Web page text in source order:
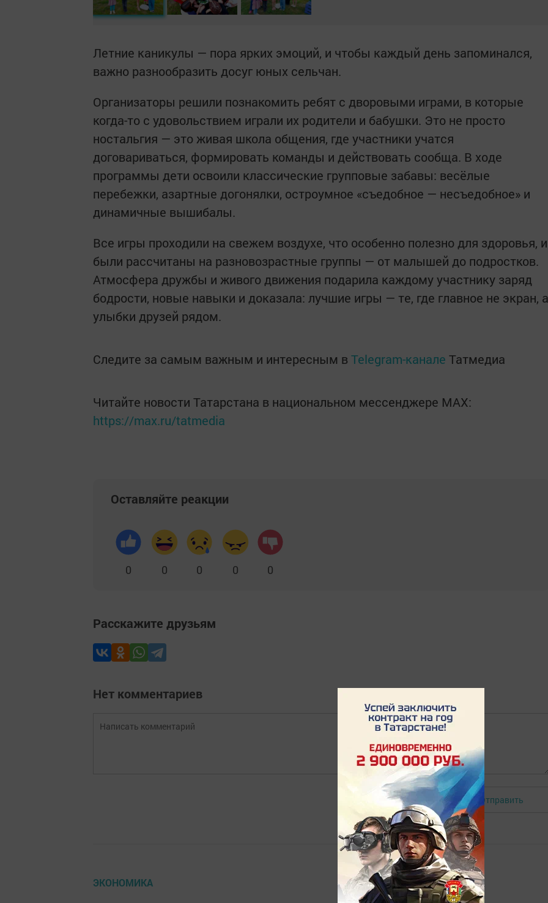
Летние каникулы — пора ярких эмоций, и чтобы каждый день запоминался,
важно разнообразить досуг юных сельчан.
Организаторы решили познакомить ребят с дворовыми играми, в которые
когда-то с удовольствием играли их родители и бабушки. Это не просто
ностальгия — это живая школа общения, где участники учатся
договариваться, формировать команды и действовать сообща. В ходе
программы дети освоили классические групповые забавы: весёлые
перебежки, азартные догонялки, остроумное «съедобное — несъедобное» и
динамичные вышибалы.
Все игры проходили на свежем воздухе, что особенно полезно для здоровья, и
были рассчитаны на разновозрастные группы — от малышей до подростков.
Атмосфера дружбы и живого движения подарила каждому участнику заряд
бодрости, новые навыки и доказала: лучшие игры — те, где главное не экран, а
улыбки друзей рядом.
Следите за самым важным и интересным в Telegram-канале Татмедиа
Читайте новости Татарстана в национальном мессенджере MАХ:
https://max.ru/tatmedia
Оставляйте реакции
0 0 0 0 0
Расскажите друзьям
Нет комментариев
Авторизоваться Отправить
ЭКОНОМИКА